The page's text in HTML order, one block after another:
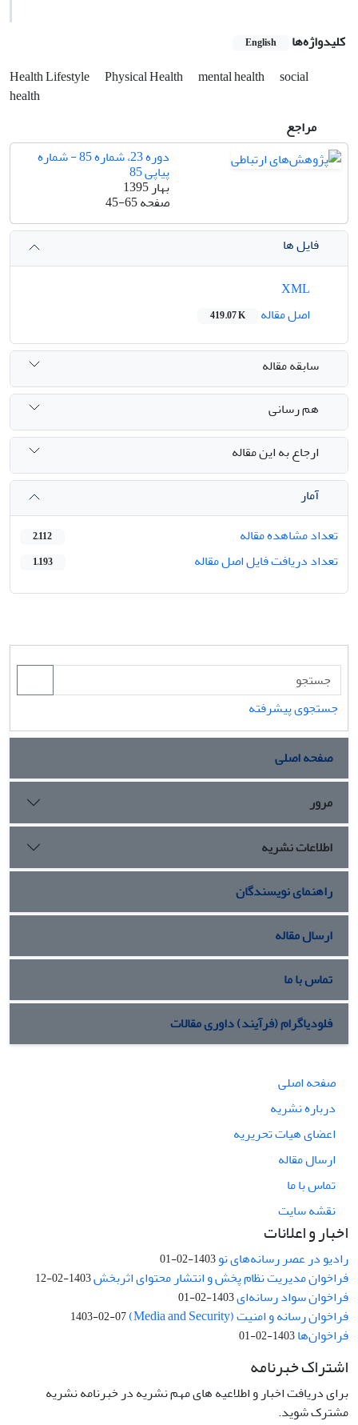
کلیدواژه‌ها English
Health Lifestyle Physical Health mental health
social
health
مراجع
دوره 23، شماره 85 - شماره
پیاپی 85
بهار 1395
صفحه45-65
فایل ها
اصل مقاله
419.07 K
سابقه مقاله
هم رسانی
ارجاع به این مقاله
آمار
تعداد مشاهده مقاله
2,112
تعداد دریافت فایل اصل مقاله 1,193
جستجوی پیشرفته
صفحه اصلی
مرور
اطلاعات نشریه
راهنمای نویسندگان
ارسال مقاله
تماس با ما
فلودیاگرام (فرآیند) داوری مقالات
صفحه اصلی
درباره نشریه
اعضای هیات تحریریه
ارسال مقاله
تماس با ما
نقشه سایت
اخبار و اعلانات
رادیو در عصر رسانه‌های نو1403-02-01
فراخوان مدیریت نظام پخش و انتشار محتوای اثربخش1403-02-12
فراخوان سواد رسانه‌ای1403-02-01
فراخوان رسانه و امنیت (Media and Security) 1403-02-07
فراخوان‌ها1403-02-01
اشتراک خبرنامه
برای دریافت اخبار و اطلاعیه های مهم نشریه در خبرنامه نشریه
مشترک شوید.